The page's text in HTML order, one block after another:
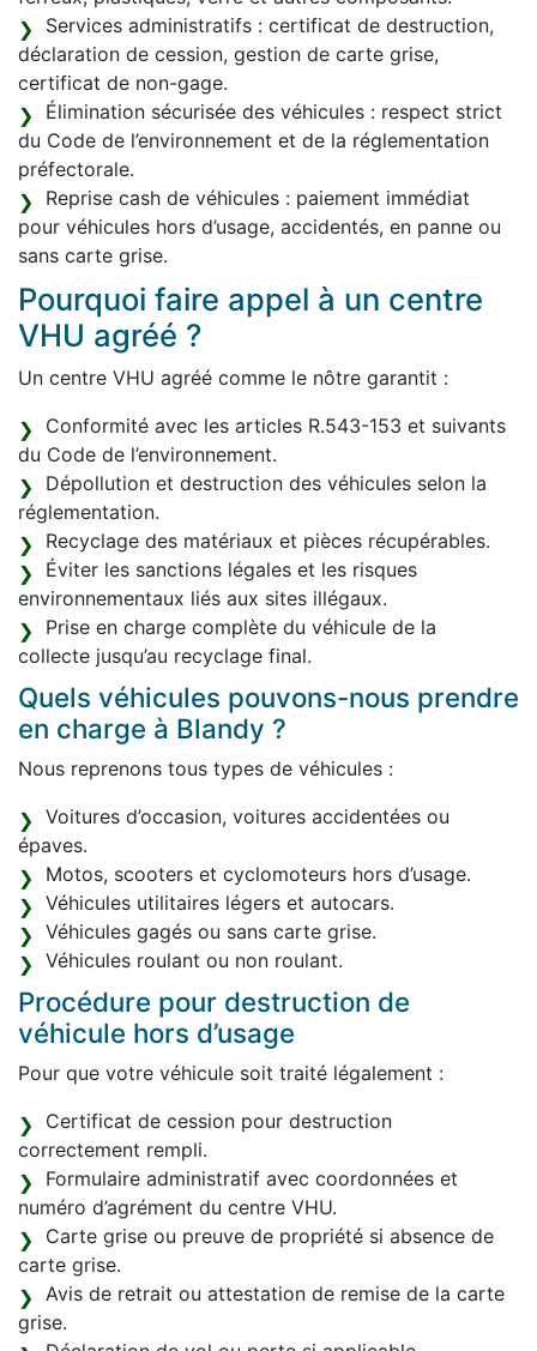
Services administratifs : certificat de destruction,
déclaration de cession, gestion de carte grise,
certificat de non-gage.
Élimination sécurisée des véhicules : respect strict
du Code de l’environnement et de la réglementation
préfectorale.
Reprise cash de véhicules : paiement immédiat
pour véhicules hors d’usage, accidentés, en panne ou
sans carte grise.
Pourquoi faire appel à un centre
VHU agréé ?
Un centre VHU agréé comme le nôtre garantit :
Conformité avec les articles R.543-153 et suivants
du Code de l’environnement.
Dépollution et destruction des véhicules selon la
réglementation.
Recyclage des matériaux et pièces récupérables.
Éviter les sanctions légales et les risques
environnementaux liés aux sites illégaux.
Prise en charge complète du véhicule de la
collecte jusqu’au recyclage final.
Quels véhicules pouvons-nous prendre
en charge à Blandy ?
Nous reprenons tous types de véhicules :
Voitures d’occasion, voitures accidentées ou
épaves.
Motos, scooters et cyclomoteurs hors d’usage.
Véhicules utilitaires légers et autocars.
Véhicules gagés ou sans carte grise.
Véhicules roulant ou non roulant.
Procédure pour destruction de
véhicule hors d’usage
Pour que votre véhicule soit traité légalement :
Certificat de cession pour destruction
correctement rempli.
Formulaire administratif avec coordonnées et
numéro d’agrément du centre VHU.
Carte grise ou preuve de propriété si absence de
carte grise.
Avis de retrait ou attestation de remise de la carte
grise.